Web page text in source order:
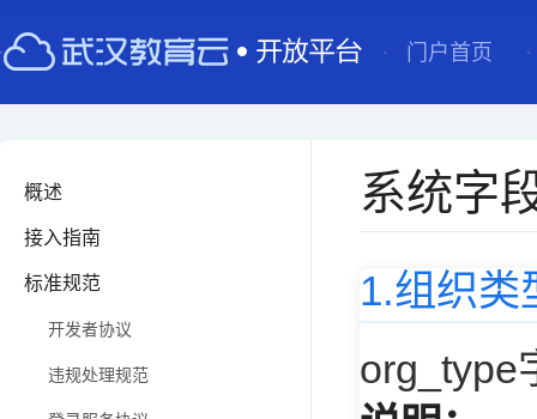
门户首页
概述
接入指南
标准规范
开发者协议
违规处理规范
系统字
1.组织类
org_type